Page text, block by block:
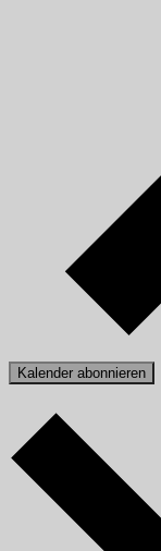
Kalender abonnieren